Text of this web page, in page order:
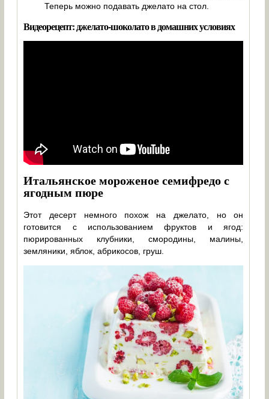
Теперь можно подавать джелато на стол.
Видеорецепт: джелато-шоколато в домашних условиях
Итальянское мороженое семифредо с
ягодным пюре
Этот десерт немного похож на джелато, но он
готовится с использованием фруктов и ягод:
пюрированных клубники, смородины, малины,
земляники, яблок, абрикосов, груш.